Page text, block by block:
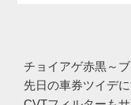
チョイアゲ赤黒～
先日の車券ツイデ